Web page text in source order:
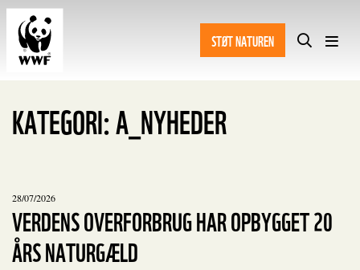
STØT NATUREN
KATEGORI:A_NYHEDER
28/07/2026
VERDENS OVERFORBRUG HAR OPBYGGET 20
ÅRS NATURGÆLD